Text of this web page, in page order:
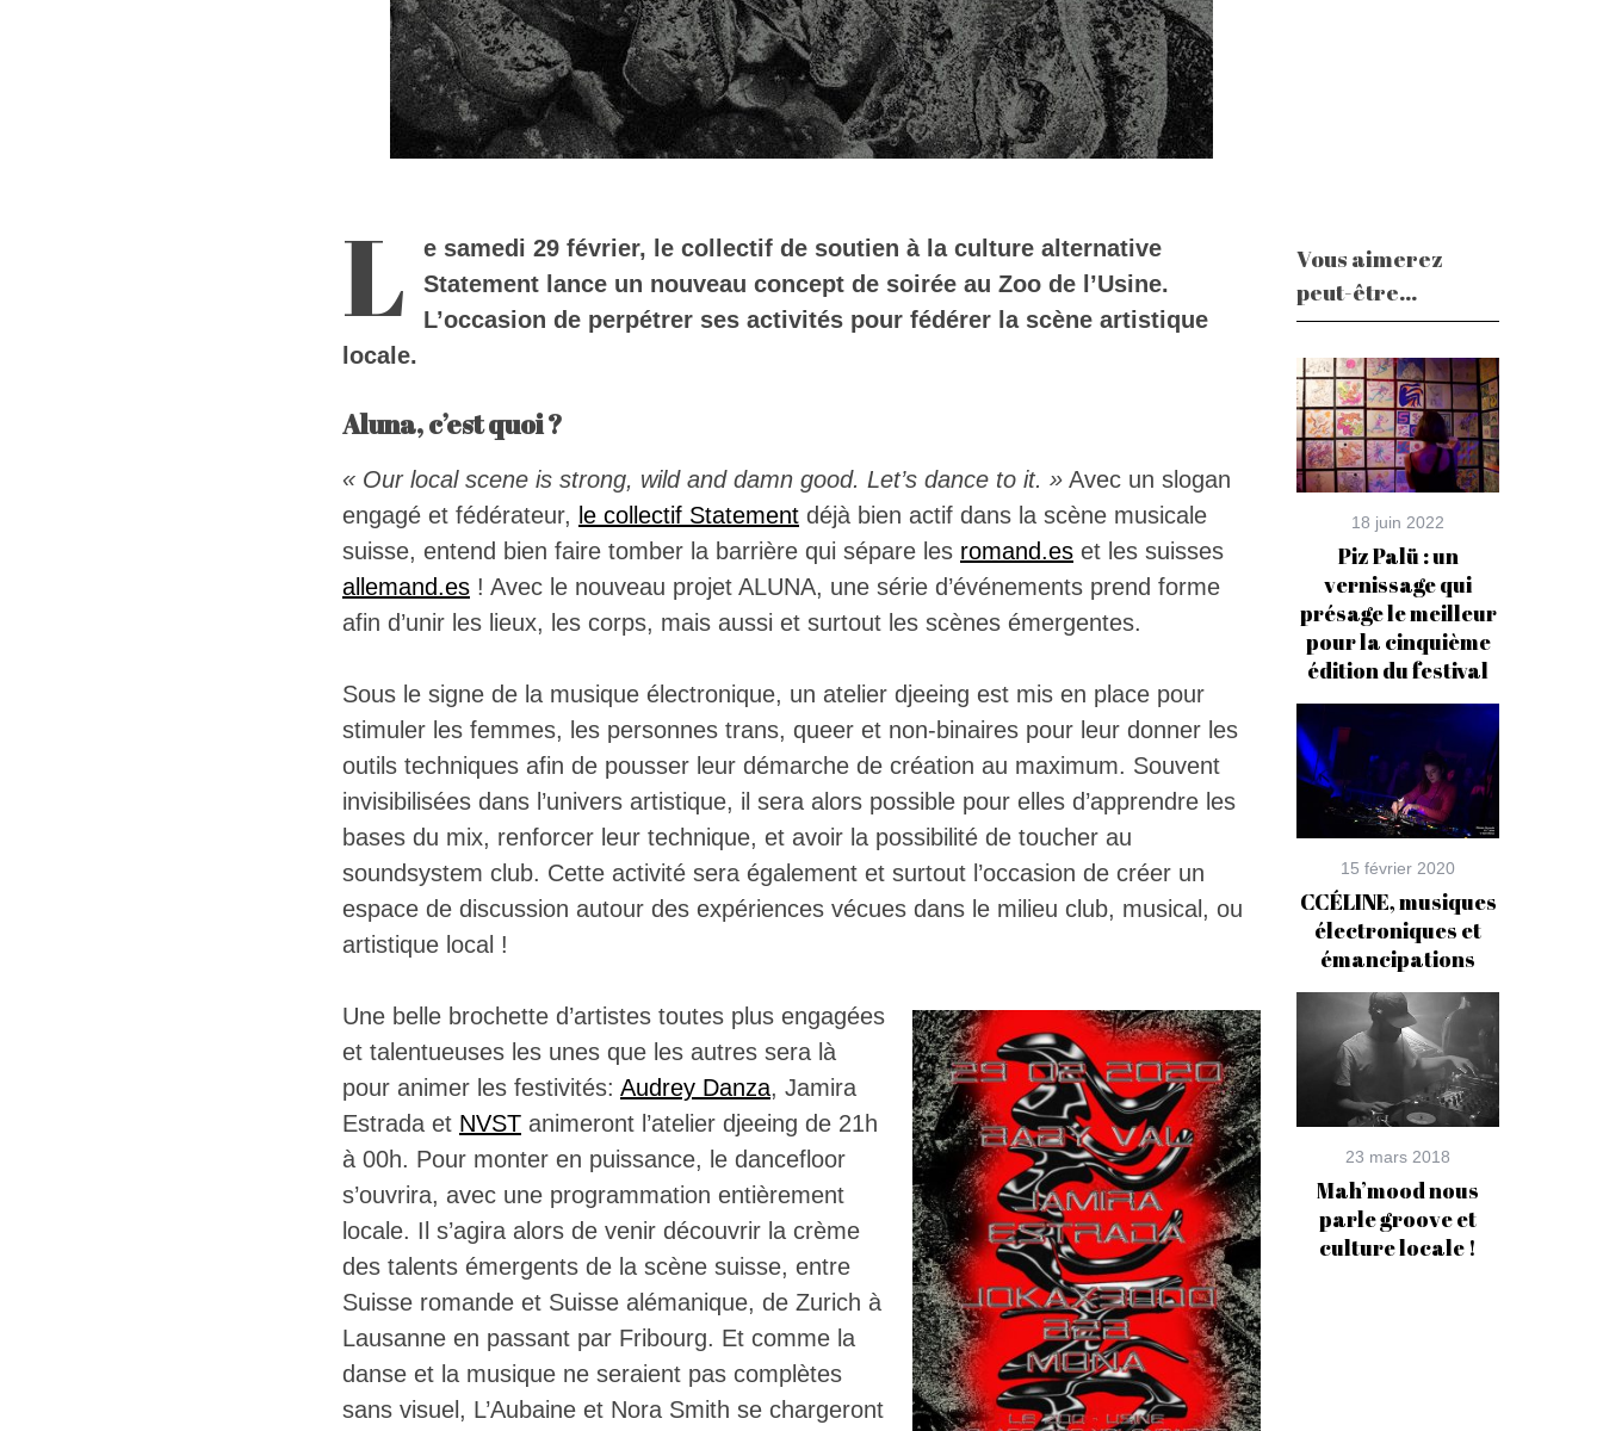
L
e samedi 29 février, le collectif de soutien à la culture alternative
Statement lance un nouveau concept de soirée au Zoo de l’Usine.
L’occasion de perpétrer ses activités pour fédérer la scène artistique
locale.
Aluna, c’est quoi ?
« Our local scene is strong, wild and damn good. Let’s dance to it. » Avec un slogan
engagé et fédérateur, le collectif Statement déjà bien actif dans la scène musicale
suisse, entend bien faire tomber la barrière qui sépare les romand.es et les suisses
allemand.es ! Avec le nouveau projet ALUNA, une série d’événements prend forme
afin d’unir les lieux, les corps, mais aussi et surtout les scènes émergentes.
Sous le signe de la musique électronique, un atelier djeeing est mis en place pour
stimuler les femmes, les personnes trans, queer et non-binaires pour leur donner les
outils techniques afin de pousser leur démarche de création au maximum. Souvent
invisibilisées dans l’univers artistique, il sera alors possible pour elles d’apprendre les
bases du mix, renforcer leur technique, et avoir la possibilité de toucher au
soundsystem club. Cette activité sera également et surtout l’occasion de créer un
espace de discussion autour des expériences vécues dans le milieu club, musical, ou
artistique local !
Une belle brochette d’artistes toutes plus engagées
et talentueuses les unes que les autres sera là
pour animer les festivités: Audrey Danza, Jamira
Estrada et NVST animeront l’atelier djeeing de 21h
à 00h. Pour monter en puissance, le dancefloor
s’ouvrira, avec une programmation entièrement
locale. Il s’agira alors de venir découvrir la crème
des talents émergents de la scène suisse, entre
Suisse romande et Suisse alémanique, de Zurich à
Lausanne en passant par Fribourg. Et comme la
danse et la musique ne seraient pas complètes
sans visuel, L’Aubaine et Nora Smith se chargeront
Vous aimerez
peut-être...
18 juin 2022
Piz Palü : un
vernissage qui
présage le meilleur
pour la cinquième
édition du festival
15 février 2020
CCÉLINE, musiques
électroniques et
émancipations
23 mars 2018
Mah’mood nous
parle groove et
culture locale !